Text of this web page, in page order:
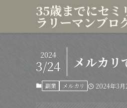
35歳までにセミ
ラリーマンブロ
メルカリ
2024
3/24
副業 メルカリ 2024年3月